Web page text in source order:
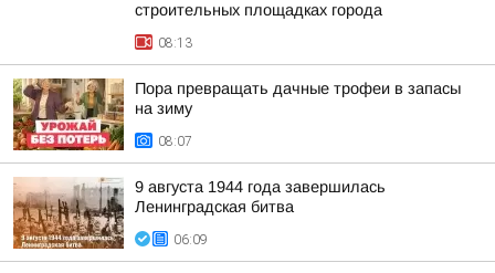
строительных площадках города
08:13
Пора превращать дачные трофеи в запасы
на зиму
08:07
9 августа 1944 года завершилась
Ленинградская битва
06:09